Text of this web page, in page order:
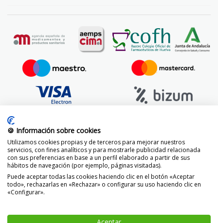
© 2014 -2026 FarmaciaVizcaíno.com
🍪 Información sobre cookies
Utilizamos cookies propias y de terceros para mejorar nuestros
servicios, con fines analíticos y para mostrarle publicidad relacionada
con sus preferencias en base a un perfil elaborado a partir de sus
hábitos de navegación (por ejemplo, páginas visitadas).
Puede aceptar todas las cookies haciendo clic en el botón «Aceptar
todo», rechazarlas en «Rechazar» o configurar su uso haciendo clic en
«Configurar».